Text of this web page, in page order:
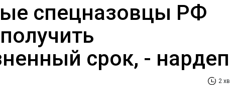
спецназовцы РФ
срок, - нардеп
2 хв